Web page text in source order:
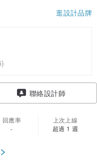
逛設計品牌
聯絡設計師
回應率
-
上次上線
超過 1 週